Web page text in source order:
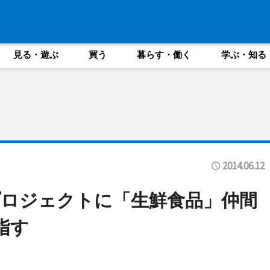
見る・遊ぶ 買う 暮らす・働く 学ぶ・知る
2014.06.12
ジェクトに「生鮮食品」仲間
す